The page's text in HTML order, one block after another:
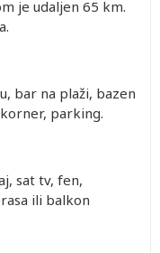
je udaljen 65 km.
bar na plaži, bazen
parking.
sat tv, fen,
ili balkon